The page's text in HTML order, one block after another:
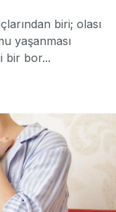
biri; olası
yaşanması
bir bor...